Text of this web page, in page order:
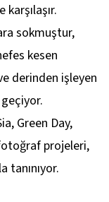
sokmuştur,
kesen
derinden işleyen
Green Day,
projeleri,
tanınıyor.